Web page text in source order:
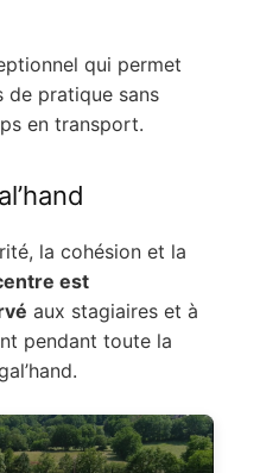
qui permet
de pratique sans
en transport.
la cohésion et la
est
aux stagiaires et à
pendant toute la